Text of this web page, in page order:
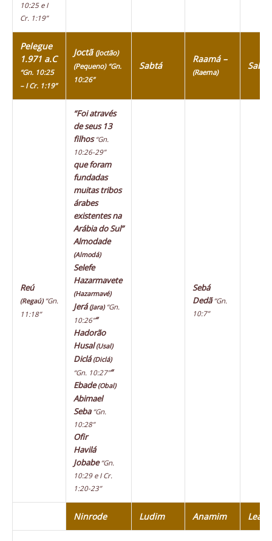
10:25 e I
Cr. 1:19”
Pelegue
1.971 a.C
“Gn. 10:25
– I Cr. 1:19”
Joctã (Joctão)
(Pequeno) “Gn.
10:26”
Sabtá
Raamá –
(Raema)
Reú
(Regaú) “Gn.
11:18”
“Foi através
de seus 13
filhos“Gn.
10:26-29”
que foram
fundadas
muitas tribos
árabes
existentes na
Arábia do Sul”
Almodade
(Almodá)
Selefe
Hazarmavete
(Hazarmavé)
Jerá(Jara) “Gn.
10:26”“
Hadorão
Husal(Usal)
Diclá(Diclá)
“Gn. 10:27”“
Ebade(Obal)
Abimael
Seba “Gn.
10:28”
Ofir
Havilá
Jobabe“Gn.
10:29 e I Cr.
1:20-23”
Sebá
Dedã“Gn.
10:7”
Ninrode Ludim Anamim